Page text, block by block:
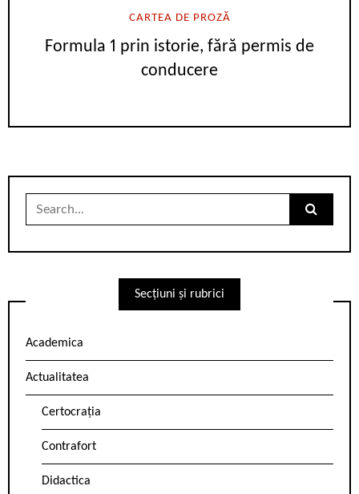
CARTEA DE PROZĂ
Formula 1 prin istorie, fără permis de
conducere
Search
Secțiuni și rubrici
Academica
Actualitatea
Certocrația
Contrafort
Didactica